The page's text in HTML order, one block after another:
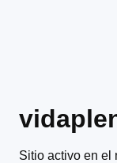
Sitio activo en el